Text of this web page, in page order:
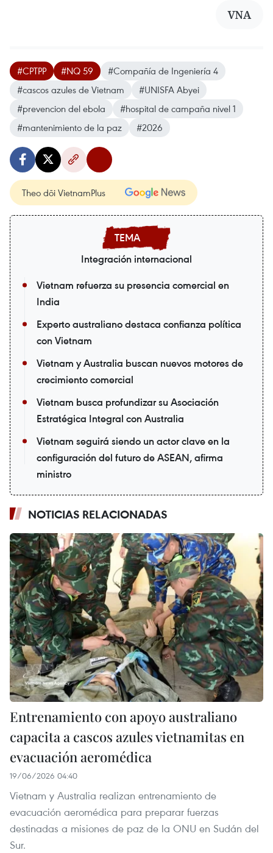
VNA
#CPTPP #NQ 59
#Compañía de Ingeniería 4
#cascos azules de Vietnam
#UNISFA Abyei
#prevencion del ebola
#hospital de campaña nivel 1
#mantenimiento de la paz
#2026
Theo dõi VietnamPlus
Integración internacional
Vietnam refuerza su presencia comercial en
India
Experto australiano destaca confianza política
con Vietnam
Vietnam y Australia buscan nuevos motores de
crecimiento comercial
Vietnam busca profundizar su Asociación
Estratégica Integral con Australia
Vietnam seguirá siendo un actor clave en la
configuración del futuro de ASEAN, afirma
ministro
NOTICIAS RELACIONADAS
Entrenamiento con apoyo australiano
capacita a cascos azules vietnamitas en
evacuación aeromédica
19/06/2026 04:40
Vietnam y Australia realizan entrenamiento de
evacuación aeromédica para preparar fuerzas
destinadas a misiones de paz de la ONU en Sudán del
Sur.